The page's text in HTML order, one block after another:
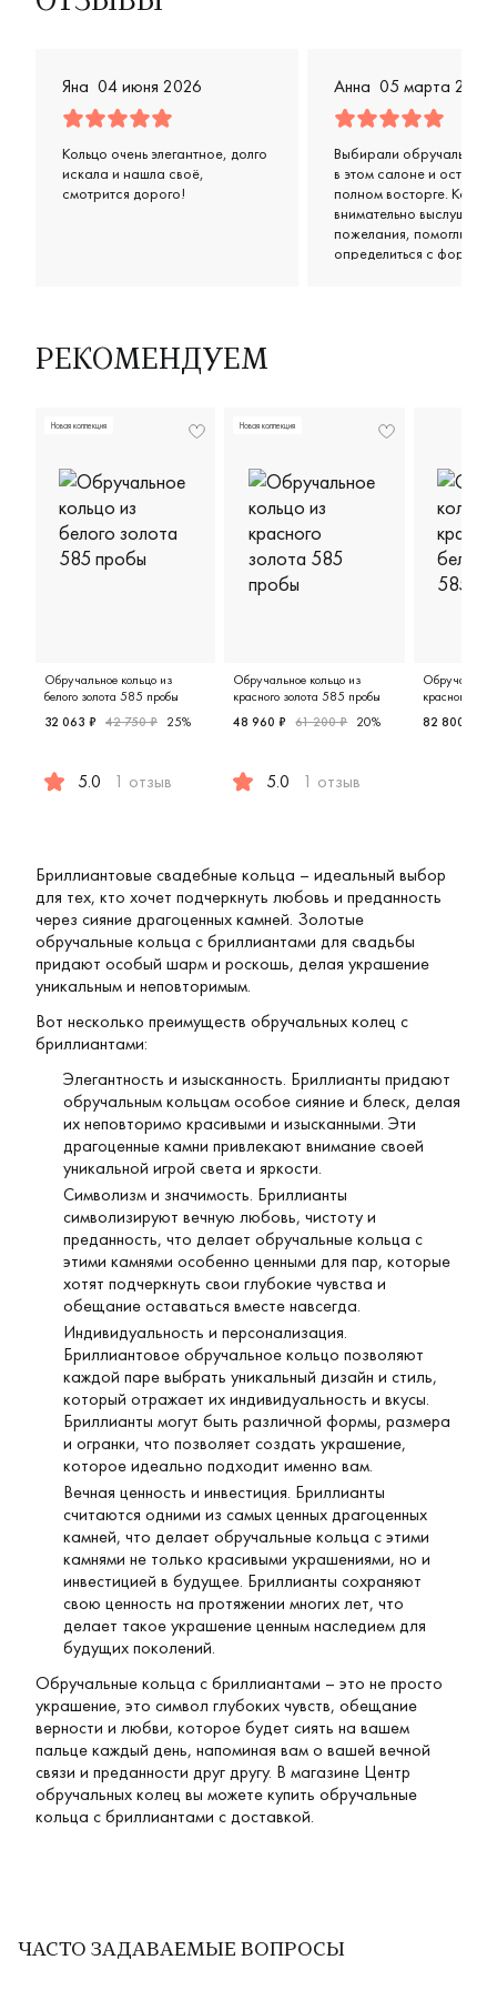
Яна 04 июня 2026
Кольцо очень элегантное, долго
искала и нашла своё,
смотрится дорого!
Анна 05 марта 2026
Выбирали обручальные
в этом салоне и
полном восторге.
внимательно выслушали
пожелания, помогли
определиться с формой
чувствовалось, что им
ушли довольными.
РЕКОМЕНДУЕМ
Новая коллекция
Обручальное кольцо из
белого золота 585 пробы
32 063 ₽ 42 750 ₽ 25%
5.0 1 отзыв
Новая коллекция
Обручальное кольцо из
красного золота 585 пробы
48 960 ₽ 61 200 ₽ 20%
5.0 1 отзыв
красного и
82 800 ₽
Бриллиантовые свадебные кольца – идеальный выбор
для тех, кто хочет подчеркнуть любовь и преданность
через сияние драгоценных камней. Золотые
обручальные кольца с бриллиантами для свадьбы
придают особый шарм и роскошь, делая украшение
уникальным и неповторимым.
Вот несколько преимуществ обручальных колец с
бриллиантами:
Элегантность и изысканность. Бриллианты придают
обручальным кольцам особое сияние и блеск, делая
их неповторимо красивыми и изысканными. Эти
драгоценные камни привлекают внимание своей
уникальной игрой света и яркости.
Символизм и значимость. Бриллианты
символизируют вечную любовь, чистоту и
преданность, что делает обручальные кольца с
этими камнями особенно ценными для пар, которые
хотят подчеркнуть свои глубокие чувства и
обещание оставаться вместе навсегда.
Индивидуальность и персонализация.
Бриллиантовое обручальное кольцо позволяют
каждой паре выбрать уникальный дизайн и стиль,
который отражает их индивидуальность и вкусы.
Бриллианты могут быть различной формы, размера
и огранки, что позволяет создать украшение,
которое идеально подходит именно вам.
Вечная ценность и инвестиция. Бриллианты
считаются одними из самых ценных драгоценных
камней, что делает обручальные кольца с этими
камнями не только красивыми украшениями, но и
инвестицией в будущее. Бриллианты сохраняют
свою ценность на протяжении многих лет, что
делает такое украшение ценным наследием для
будущих поколений.
Обручальные кольца с бриллиантами – это не просто
украшение, это символ глубоких чувств, обещание
верности и любви, которое будет сиять на вашем
пальце каждый день, напоминая вам о вашей вечной
связи и преданности друг другу. В магазине Центр
обручальных колец вы можете купить обручальные
кольца с бриллиантами с доставкой.
ЧАСТО ЗАДАВАЕМЫЕ ВОПРОСЫ